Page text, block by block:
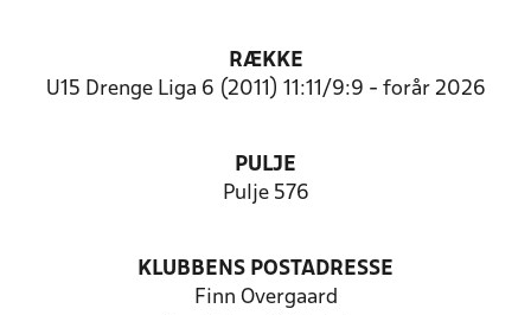
RÆKKE
U15 Drenge Liga 6 (2011) 11:11/9:9 - forår 2026
PULJE
Pulje 576
KLUBBENS POSTADRESSE
Finn Overgaard